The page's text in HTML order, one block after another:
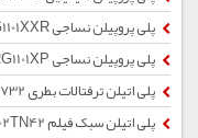
پلی پروپیلن نساجی RG1101XXR
پلی پروپیلن نساجی RG1101XP
پلی اتیلن ترفتالات بطری BG732
پلی اتیلن سبک فیلم 2102TN42